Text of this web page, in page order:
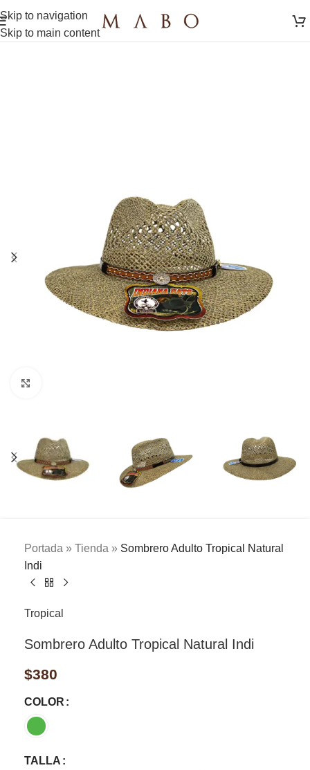
Skip to navigation
Skip to main content
Portada » Tienda » Sombrero Adulto Tropical Natural
Indi
Tropical
Sombrero Adulto Tropical Natural Indi
$380
COLOR
TALLA